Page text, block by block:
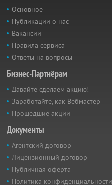
Основное
Публикации о нас
Вакансии
Правила сервиса
Ответы на вопросы
Бизнес-Партнёрам
Давайте сделаем акцию!
Заработайте, как Вебмастер
Прошедшие акции
Документы
Агентский договор
Лицензионный договор
Публичная оферта
Политика конфиденциальности